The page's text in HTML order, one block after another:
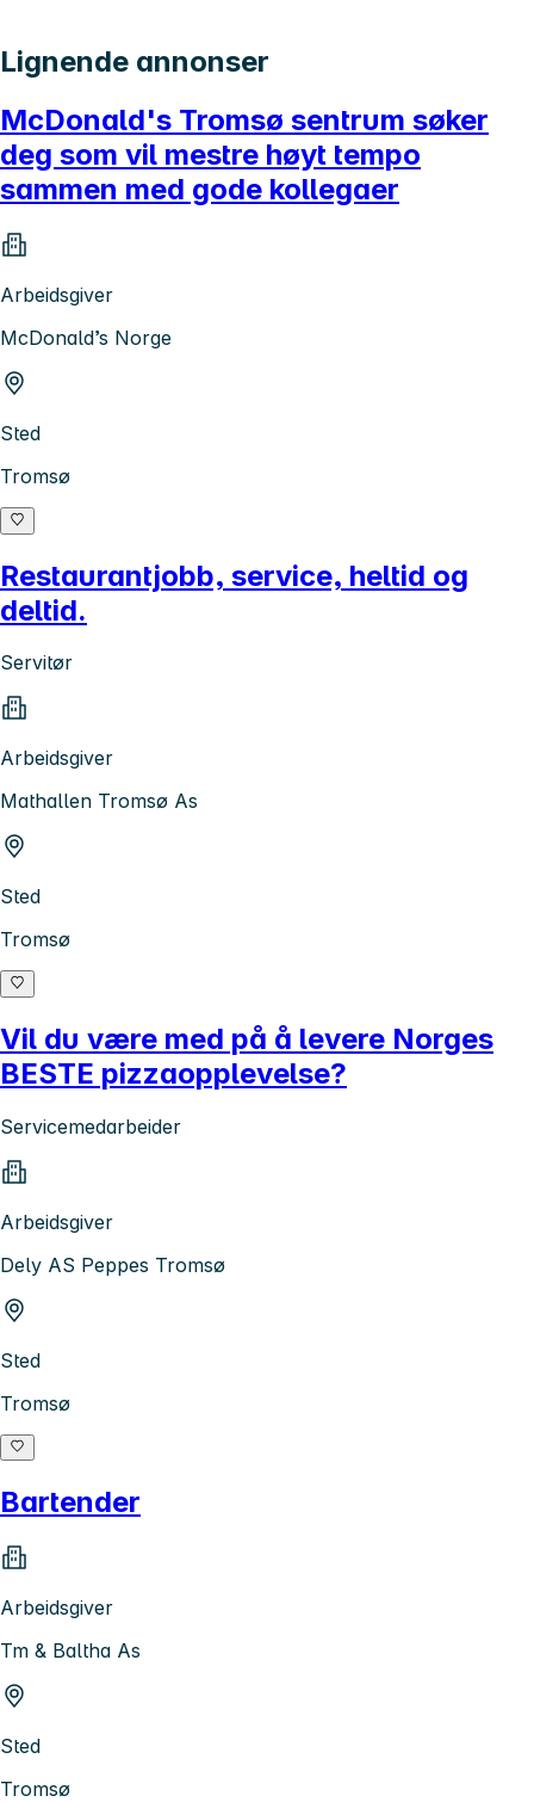
Lignende annonser
McDonald's Tromsø sentrum søker
deg som vil mestre høyt tempo
sammen med gode kollegaer
Arbeidsgiver
McDonald’s Norge
Sted
Tromsø
Restaurantjobb, service, heltid og
deltid.
Servitør
Arbeidsgiver
Mathallen Tromsø As
Sted
Tromsø
Vil du være med på å levere Norges
BESTE pizzaopplevelse?
Servicemedarbeider
Arbeidsgiver
Dely AS Peppes Tromsø
Sted
Tromsø
Bartender
Arbeidsgiver
Tm & Baltha As
Sted
Tromsø